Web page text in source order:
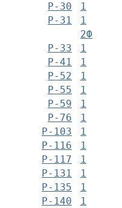
Р-30
1
Р-31
1
2Ф
Р-33
1
Р-41
1
Р-52
1
Р-55
1
Р-59
1
Р-76
1
Р-103
1
Р-116
1
Р-117
1
Р-131
1
Р-135
1
Р-140
1